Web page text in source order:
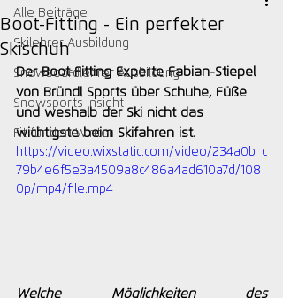
Alle Beiträge
Skilehrer Ausbildung
Snowboardlehrer Ausbildung
Snowsports Insight
Fit für den Winter
Boot-Fitting - Ein perfekter
Skischuh
Der Boot-Fitting Experte Fabian-Stiepel
von Bründl Sports über Schuhe, Füße
und weshalb der Ski nicht das
wichtigste beim Skifahren ist.
https://video.wixstatic.com/video/234a0b_c
79b4e6f5e3a4509a8c486a4ad610a7d/108
0p/mp4/file.mp4
Welche Möglichkeiten des